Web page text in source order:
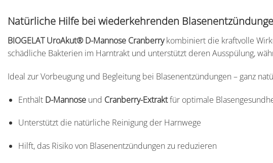
Natürliche Hilfe bei wiederkehrenden
BIOGELAT UroAkut® D-Mannose Cranberrykombiniert die kraftvolle
schädliche Bakterien im Harntrakt und unterstützt deren Ausspülung,
Ideal zur Vorbeugung und Begleitung bei Blasenentzündungen – ganz
Enthält D-Mannoseund Cranberry-Extraktfür optimale
Unterstützt die natürliche Reinigung der Harnwege
Hilft, das Risiko von Blasenentzündungen zu reduzieren